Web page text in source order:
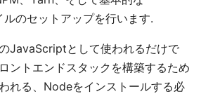
ルのセットアップを行います.
JavaScriptとして使われるだけで
ントエンドスタックを構築するため
れる、Nodeをインストールする必